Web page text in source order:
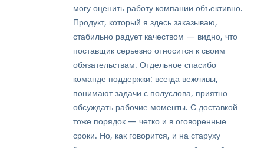
могу оценить работу компании объективно.
Продукт, который я здесь заказываю,
стабильно радует качеством — видно, что
поставщик серьезно относится к своим
обязательствам. Отдельное спасибо
команде поддержки: всегда вежливы,
понимают задачи с полуслова, приятно
обсуждать рабочие моменты. С доставкой
тоже порядок — четко и в оговоренные
сроки. Но, как говорится, и на старуху